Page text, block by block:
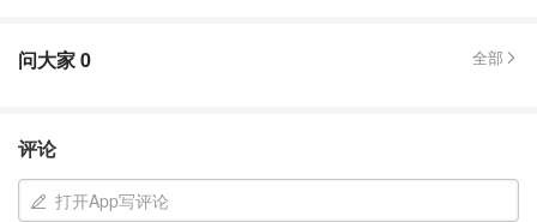
问大家0 全部
评论
打开App写评论